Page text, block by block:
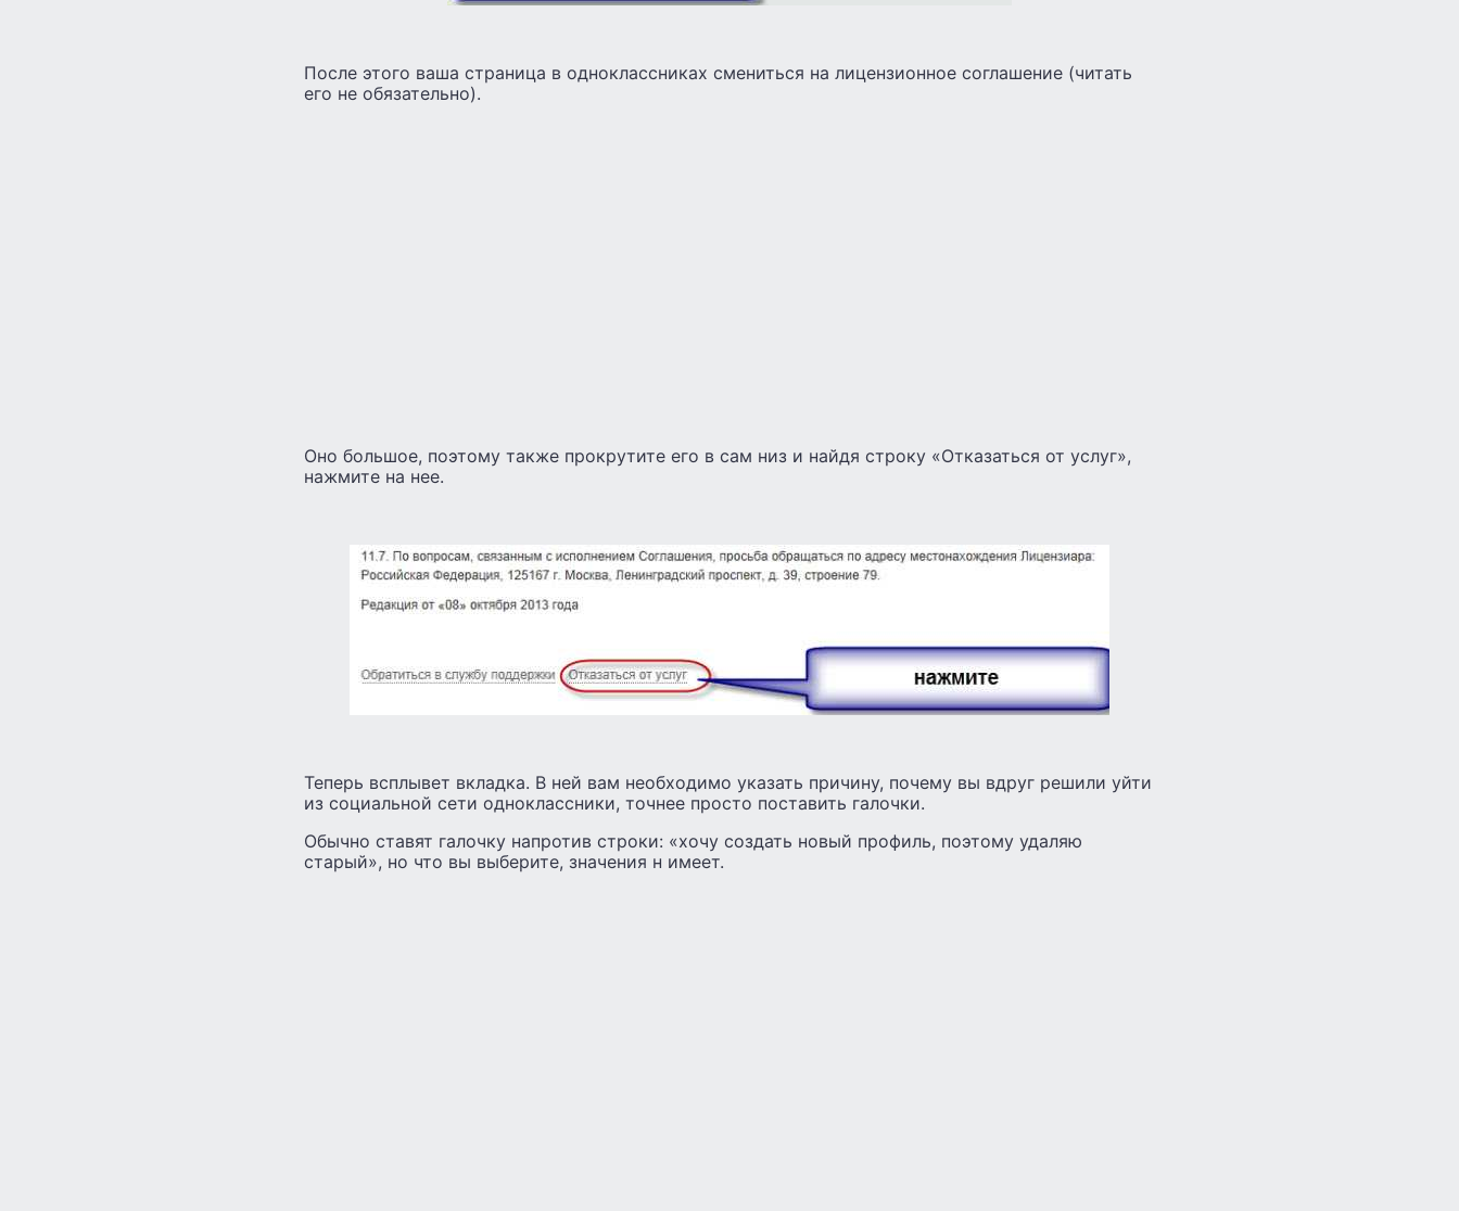
После этого ваша страница в одноклассниках смениться на лицензионное соглашение (читать
его не обязательно).
Оно большое, поэтому также прокрутите его в сам низ и найдя строку «Отказаться от услуг»,
нажмите на нее.
Теперь всплывет вкладка. В ней вам необходимо указать причину, почему вы вдруг решили уйти
из социальной сети одноклассники, точнее просто поставить галочки.
Обычно ставят галочку напротив строки: «хочу создать новый профиль, поэтому удаляю
старый», но что вы выберите, значения н имеет.